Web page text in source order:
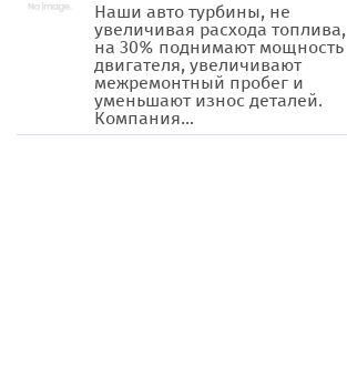
Наши авто турбины, не
увеличивая расхода топлива,
на 30% поднимают мощность
двигателя, увеличивают
межремонтный пробег и
уменьшают износ деталей.
Компания...